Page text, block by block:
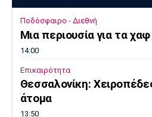
Ποδόσφαιρο - Διεθνή
Μια περιουσία για τα χαφ
14:00
Επικαιρότητα
Θεσσαλονίκη:
άτομα
13:50